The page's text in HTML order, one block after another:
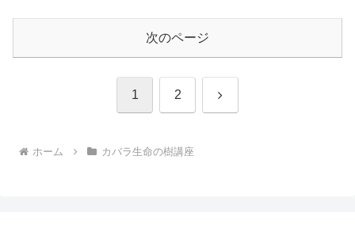
次のページ
1 2 次
ホーム カバラ生命の樹講座